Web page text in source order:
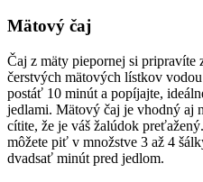
Mätový čaj
Čaj z mäty piepornej si pripravíte
čerstvých mätových lístkov
postáť 10 minút a popíjajte,
jedlami. Mätový čaj je vhodný aj
cítite, že je váš žalúdok
môžete piť v množstve 3 až 4
dvadsať minút pred jedlom.